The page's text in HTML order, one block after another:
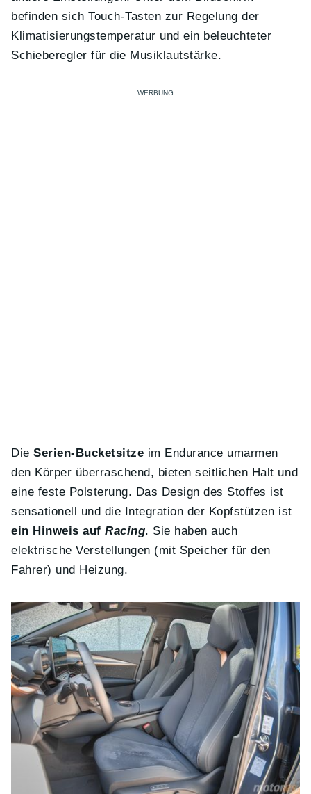
befinden sich Touch-Tasten zur Regelung der
Klimatisierungstemperatur und ein beleuchteter
Schieberegler für die Musiklautstärke.
DieSerien-Bucketsitze im Endurance umarmen
den Körper überraschend, bieten seitlichen Halt und
eine feste Polsterung. Das Design des Stoffes ist
sensationell und die Integration der Kopfstützen ist
ein Hinweis aufRacing. Sie haben auch
elektrische Verstellungen (mit Speicher für den
Fahrer) und Heizung.